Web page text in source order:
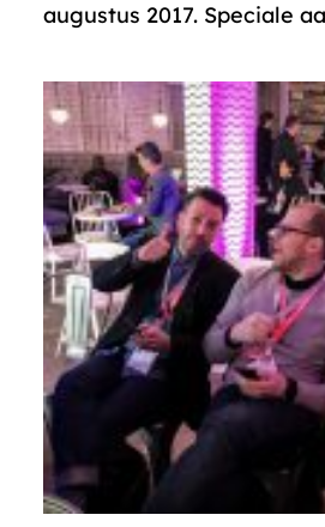
augustus 2017. Speciale